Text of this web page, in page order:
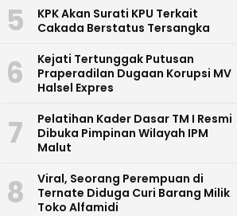
5
KPK Akan Surati KPU Terkait
Cakada Berstatus Tersangka
6
Kejati Tertunggak Putusan
Praperadilan Dugaan Korupsi MV
Halsel Expres
7
Pelatihan Kader Dasar TM I Resmi
Dibuka Pimpinan Wilayah IPM
Malut
8
Viral, Seorang Perempuan di
Ternate Diduga Curi Barang Milik
Toko Alfamidi